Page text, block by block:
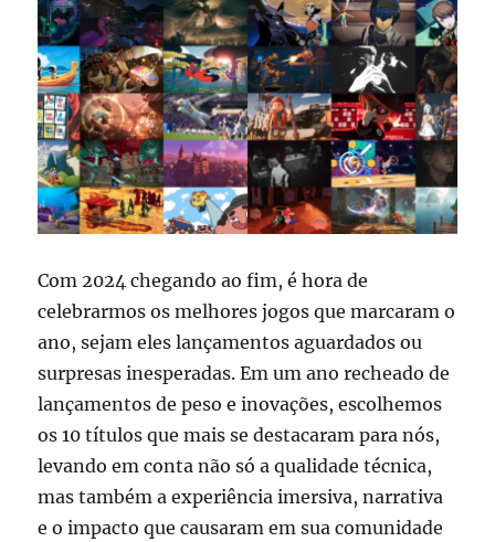
Com 2024 chegando ao fim, é hora de
celebrarmos os melhores jogos que marcaram o
ano, sejam eles lançamentos aguardados ou
surpresas inesperadas. Em um ano recheado de
lançamentos de peso e inovações, escolhemos
os 10 títulos que mais se destacaram para nós,
levando em conta não só a qualidade técnica,
mas também a experiência imersiva, narrativa
e o impacto que causaram em sua comunidade